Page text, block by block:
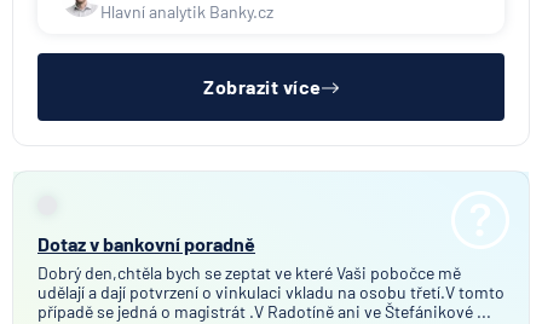
Hlavní analytik Banky.cz
Zobrazit více
Dotaz v bankovní poradně
Dobrý den,chtěla bych se zeptat ve které Vaši pobočce mě
udělají a dají potvrzení o vinkulaci vkladu na osobu třetí.V tomto
případě se jedná o magistrát .V Radotíně ani ve Štefánikové ...